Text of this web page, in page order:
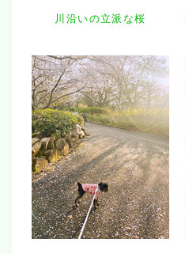
川沿いの立派な桜